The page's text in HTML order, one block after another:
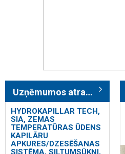
Uzņēmumos atrasts: 161
HYDROKAPILLAR TECH,
SIA, ZEMAS
TEMPERATŪRAS ŪDENS
KAPILĀRU
APKURES/DZESĒŠANAS
SISTĒMA, SILTUMSŪKŅI,